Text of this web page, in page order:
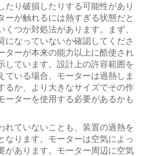
たり破損したりする可能性があり
ーが触れるには熱すぎる状態だと
くつか対処法があります。まず、
になっていないか確認してくださ
ターが本来の能力以上に酷使され
しています。設計上の許容範囲を
ている場合、モーターは過熱しま
るか、より大きなサイズでその作
ーターを使用する必要があるかも
れていないことも、装置の過熱を
なります。モーターは空気によっ
があります。モーター周辺に空気